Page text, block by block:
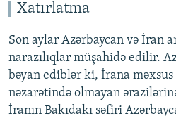
Xatırlatma
Son aylar Azərbaycan və İran
narazılıqlar müşahidə edilir.
bəyan ediblər ki, İrana məxsus
nəzarətində olmayan
İranın Bakıdakı səfiri